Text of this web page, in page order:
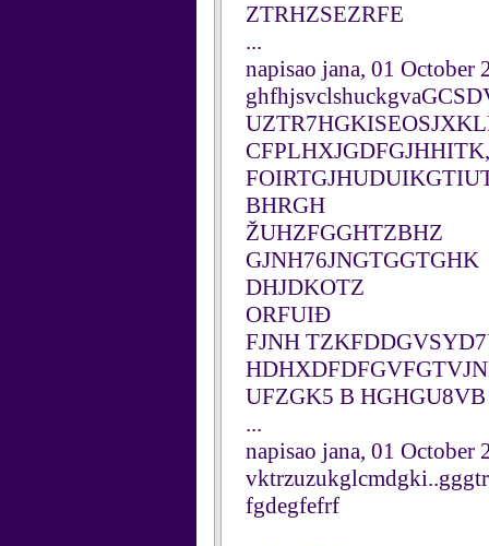
ZTRHZSEZRFE
...
napisao jana, 01 October
BHRGH
ŽUHZFGGHTZBHZ
GJNH76JNGTGGTGHK
DHJDKOTZ
ORFUIĐ
FJNH
UFZGK5 B
...
napisao jana, 01 October
fgdegfefrf